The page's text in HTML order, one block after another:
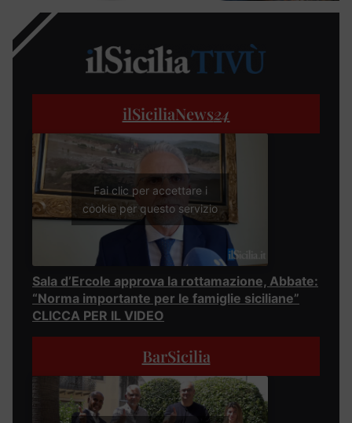
ilSiciliaNews24
Fai clic per accettare i
cookie per questo servizio
Sala d’Ercole approva la rottamazione, Abbate:
“Norma importante per le famiglie siciliane”
CLICCA PER IL VIDEO
BarSicilia